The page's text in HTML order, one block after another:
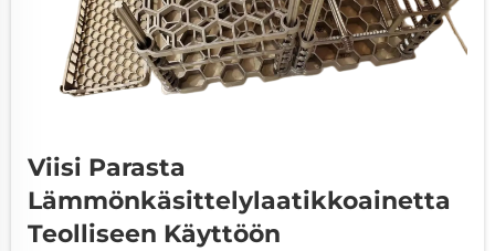
Viisi Parasta
Lämmönkäsittelylaatikkoainetta
Teolliseen Käyttöön